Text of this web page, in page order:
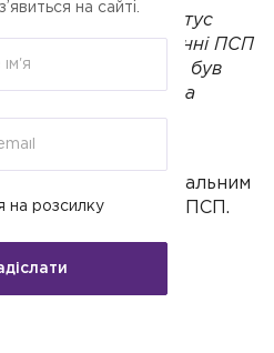
має статус
то при використанні ПСП
дохід, який був
за обома
зарплати
з максимальним
право на ПСП.
завищить
то ПСП
якщо нижче, то
на сайті.
на розсилку